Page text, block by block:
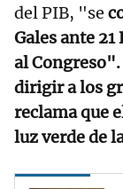
del PIB, "se
Gales ante
al
dirigir a los
reclama que
luz verde de